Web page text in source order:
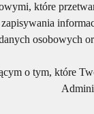
które
osobowych
o tym, które